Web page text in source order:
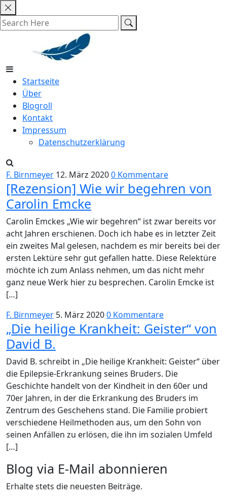
Skip
to
content
Startseite
Über
Blogroll
Kontakt
Impressum
Datenschutzerklärung
F. Birnmeyer 12. März 20200 Kommentare
[Rezension] Wie wir begehren von
Carolin Emcke
Carolin Emckes „Wie wir begehren“ ist zwar bereits vor
acht Jahren erschienen. Doch ich habe es in letzter Zeit
ein zweites Mal gelesen, nachdem es mir bereits bei der
ersten Lektüre sehr gut gefallen hatte. Diese Relektüre
möchte ich zum Anlass nehmen, um das nicht mehr
ganz neue Werk hier zu besprechen. Carolin Emcke ist
[…]
F. Birnmeyer 5. März 20200 Kommentare
„Die heilige Krankheit: Geister“ von
David B.
David B. schreibt in „Die heilige Krankheit: Geister“ über
die Epilepsie-Erkrankung seines Bruders. Die
Geschichte handelt von der Kindheit in den 60er und
70er Jahren, in der die Erkrankung des Bruders im
Zentrum des Geschehens stand. Die Familie probiert
verschiedene Heilmethoden aus, um den Sohn von
seinen Anfällen zu erlösen, die ihn im sozialen Umfeld
[…]
Blog via E-Mail abonnieren
Erhalte stets die neuesten Beiträge.